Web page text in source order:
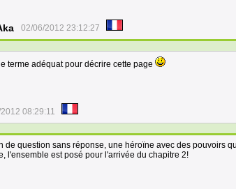
02/06/2012 23:12:27
terme adéquat pour décrire cette page
08:29:11
de question sans réponse, une héroïne avec des pouvoirs
l'ensemble est posé pour l'arrivée du chapitre 2!